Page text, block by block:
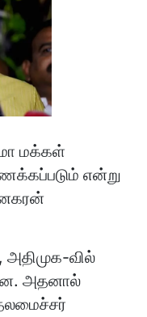
மக்கள்
என்று
அதிமுக-வில்
அதனால்